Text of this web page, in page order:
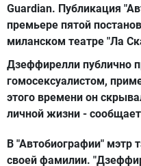
Guardian. Публикация
премьере пятой
миланском театре "Ла
Дзеффирелли публично
гомосексуалистом,
этого времени он
личной жизни -
В "Автобиографии" мэтр
своей фамилии.